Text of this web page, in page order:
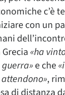
c’è
con un
«ha
e che
,